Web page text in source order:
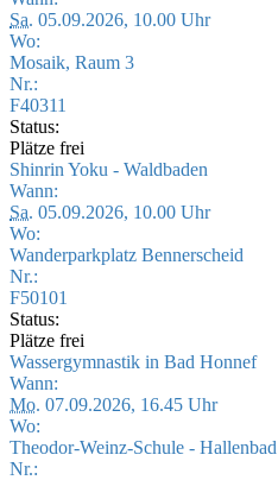
Sa. 05.09.2026, 10.00 Uhr
Wo:
Mosaik, Raum 3
Nr.:
F40311
Status:
Plätze frei
Shinrin Yoku - Waldbaden
Wann:
Sa. 05.09.2026, 10.00 Uhr
Wo:
Wanderparkplatz Bennerscheid
Nr.:
F50101
Status:
Plätze frei
Wassergymnastik in Bad Honnef
Wann:
Mo. 07.09.2026, 16.45 Uhr
Wo:
Theodor-Weinz-Schule - Hallenbad
Nr.: